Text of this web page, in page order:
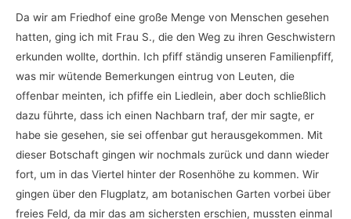
Da wir am Friedhof eine große Menge von Menschen gesehen
hatten, ging ich mit Frau S., die den Weg zu ihren Geschwistern
erkunden wollte, dorthin. Ich pfiff ständig unseren Familienpfiff,
was mir wütende Bemerkungen eintrug von Leuten, die
offenbar meinten, ich pfiffe ein Liedlein, aber doch schließlich
dazu führte, dass ich einen Nachbarn traf, der mir sagte, er
habe sie gesehen, sie sei offenbar gut herausgekommen. Mit
dieser Botschaft gingen wir nochmals zurück und dann wieder
fort, um in das Viertel hinter der Rosenhöhe zu kommen. Wir
gingen über den Flugplatz, am botanischen Garten vorbei über
freies Feld, da mir das am sichersten erschien, mussten einmal